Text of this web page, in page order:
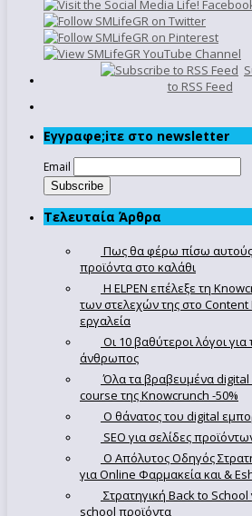
to RSS Feed
Εγγραφe;iτε στο newsletter
Email
Τελευταία Άρθρα
Πως θα φέρω πίσω
προϊόντα στο καλάθι
Η ELPEN επέλεξε τη
των στελεχών της στο Content
εργαλεία
Οι 10 βαθύτεροι λόγοι
άνθρωπος
Όλα τα βραβευμένα
course της Knowcrunch -50%
Ο θάνατος του digital
SEO για σελίδες
Ο Απόλυτoς Οδηγός
για Online Φαρμακεία και &
Στρατηγική Back to
school προϊόντα